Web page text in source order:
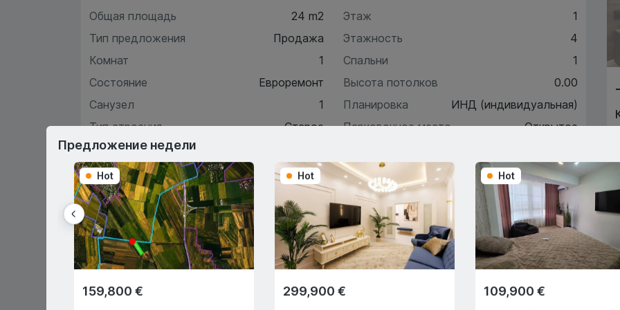
Общая площадь
24 m2
Тип предложения
Продажа
Комнат
1
Состояние
Евроремонт
Санузел
1
Тип строения
Старое
Этаж
1
Этажность
4
Спальни
1
Высота потолков
0.00
Планировка
ИНД (индивидуальная)
Парковочное место
Открытое
Характеристики
Описание
Первый взнос 15%
-
Предложение недели
Hot
159,800 €
Hot
299,900 €
Hot
109,900 €